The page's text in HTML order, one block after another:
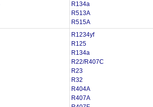
R134a
R513A
R515A
R1234yf
R125
R134a
R22/R407C
R23
R32
R404A
R407A